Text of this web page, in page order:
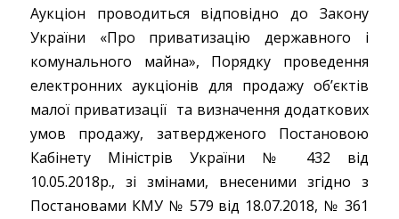
Аукціон проводиться відповідно до Закону
України «Про приватизацію державного і
комунального майна», Порядку проведення
електронних аукціонів для продажу об’єктів
малої приватизації та визначення додаткових
умов продажу, затвердженого Постановою
Кабінету Міністрів України № 432 від
10.05.2018р., зі змінами, внесеними згідно з
Постановами КМУ № 579 від 18.07.2018, № 361